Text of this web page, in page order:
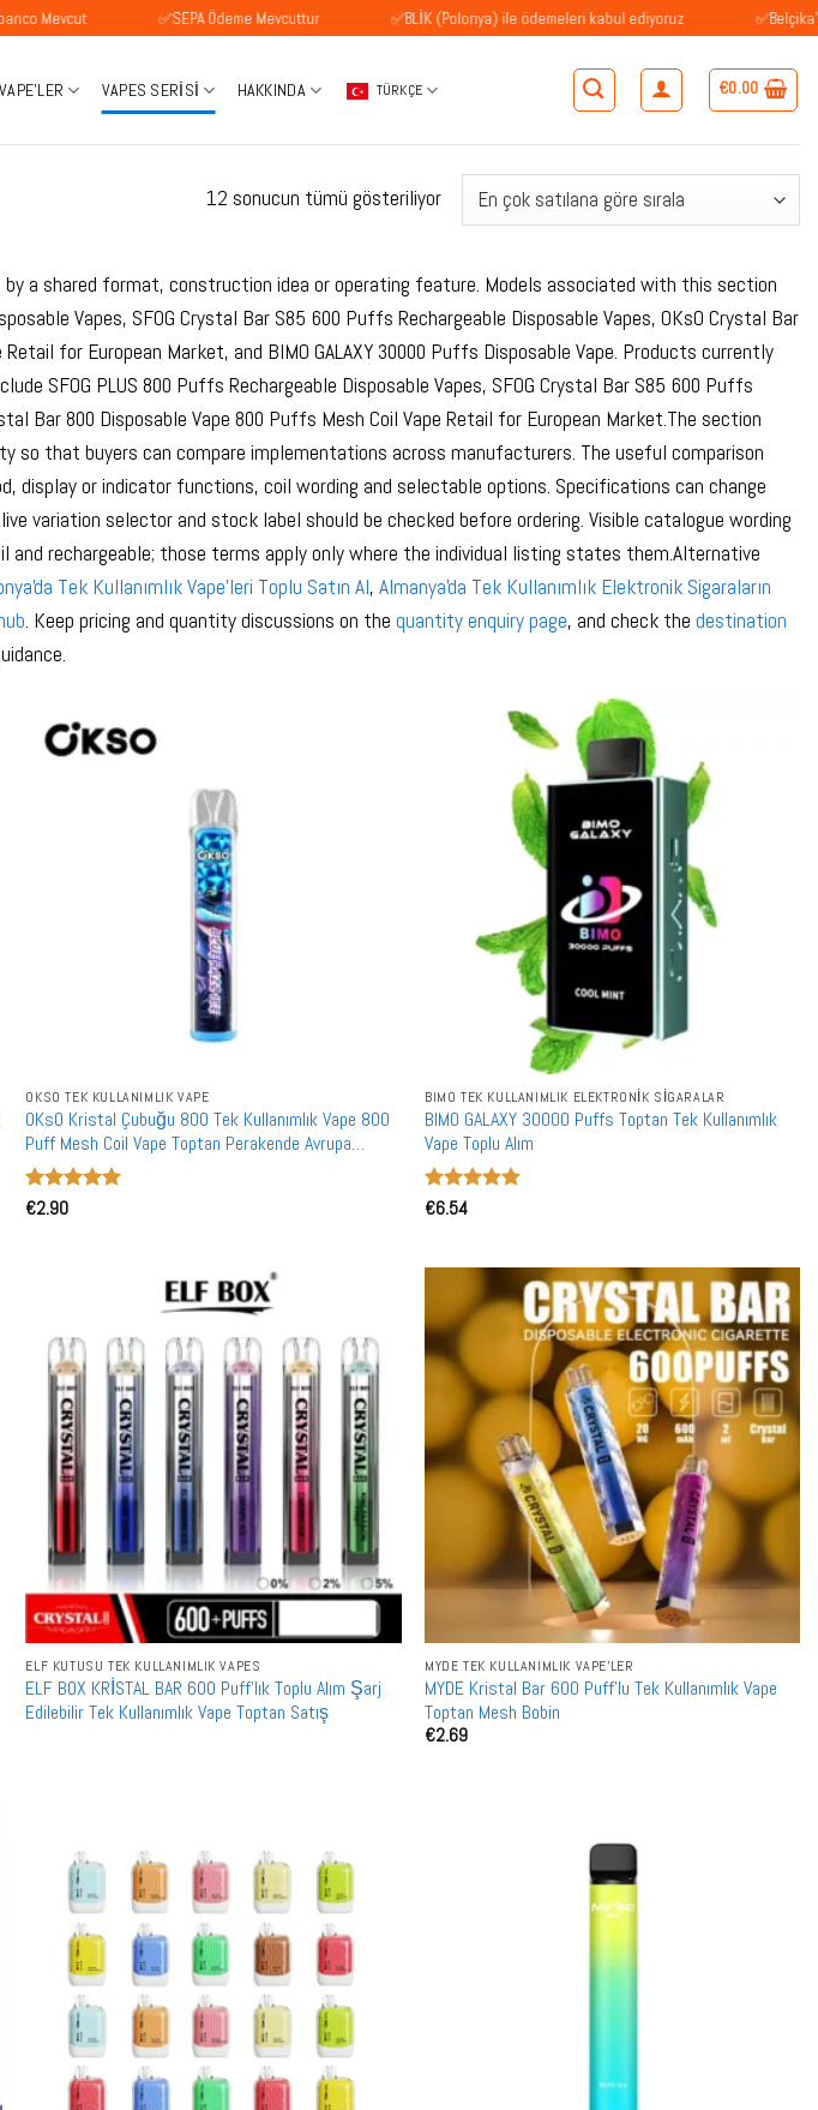
✅SEPA Ödeme Mevcuttur ✅BLİK (Polonya) ile ödemeleri kabul ediyoruz ✅Belçika'daki
VAPES SERISI HAKKINDA TÜRKÇE €0.00
12 sonucun tümü gösteriliyorPopülerliğe
göre
by a shared format, construction idea or operating feature. Models associated with this section
Vapes, SFOG Crystal Bar S85 600 Puffs Rechargeable Disposable Vapes, OKsO Crystal Bar
for European Market, and BIMO GALAXY 30000 Puffs Disposable Vape. Products currently
SFOG PLUS 800 Puffs Rechargeable Disposable Vapes, SFOG Crystal Bar S85 600 Puffs
Bar 800 Disposable Vape 800 Puffs Mesh Coil Vape Retail for European Market.The section
so that buyers can compare implementations across manufacturers. The useful comparison
display or indicator functions, coil wording and selectable options. Specifications can change
variation selector and stock label should be checked before ordering. Visible catalogue wording
rechargeable; those terms apply only where the individual listing states them.Alternative
Tek Kullanımlık Vape'leri Toplu Satın Al, Almanya'da Tek Kullanımlık Elektronik Sigaraların
. Keep pricing and quantity discussions on the quantity enquiry page, and check the destination
OKSO TEK KULLANIMLIK VAPE
OKsO Kristal Çubuğu 800 Tek Kullanımlık Vape 800
Puff Mesh Coil Vape Toptan Perakende Avrupa
Piyasası İçin
5 üzerinden
€2.90
BIMO TEK KULLANIMLIK ELEKTRONIK SIGARALAR
BIMO GALAXY 30000 Puffs Toptan Tek Kullanımlık
Vape Toplu Alım
5 üzerinden
€6.54
ELF KUTUSU TEK KULLANIMLIK VAPES
ELF BOX KRİSTAL BAR 600 Puff'lık Toplu Alım Şarj
Edilebilir Tek Kullanımlık Vape Toptan Satış
MYDE TEK KULLANIMLIK VAPE'LER
MYDE Kristal Bar 600 Puff'lu Tek Kullanımlık Vape
Toptan Mesh Bobin
€2.69